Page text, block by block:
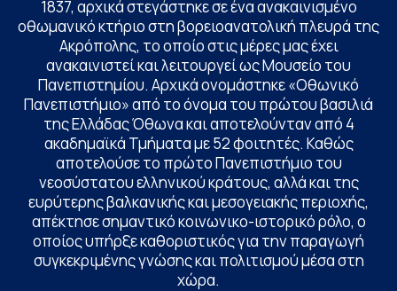
1837, αρχικά στεγάστηκε σε ένα ανακαινισμένο
οθωμανικό κτήριο στη βορειοανατολική πλευρά της
Ακρόπολης, το οποίο στις μέρες μας έχει
ανακαινιστεί και λειτουργεί ως Μουσείο του
Πανεπιστημίου. Αρχικά ονομάστηκε «Οθωνικό
Πανεπιστήμιο» από το όνομα του πρώτου βασιλιά
της Ελλάδας Όθωνα και αποτελούνταν από 4
ακαδημαϊκά Τμήματα με 52 φοιτητές. Καθώς
αποτελούσε το πρώτο Πανεπιστήμιο του
νεοσύστατου ελληνικού κράτους, αλλά και της
ευρύτερης βαλκανικής και μεσογειακής περιοχής,
απέκτησε σημαντικό κοινωνικο-ιστορικό ρόλο, ο
οποίος υπήρξε καθοριστικός για την παραγωγή
συγκεκριμένης γνώσης και πολιτισμού μέσα στη
χώρα.